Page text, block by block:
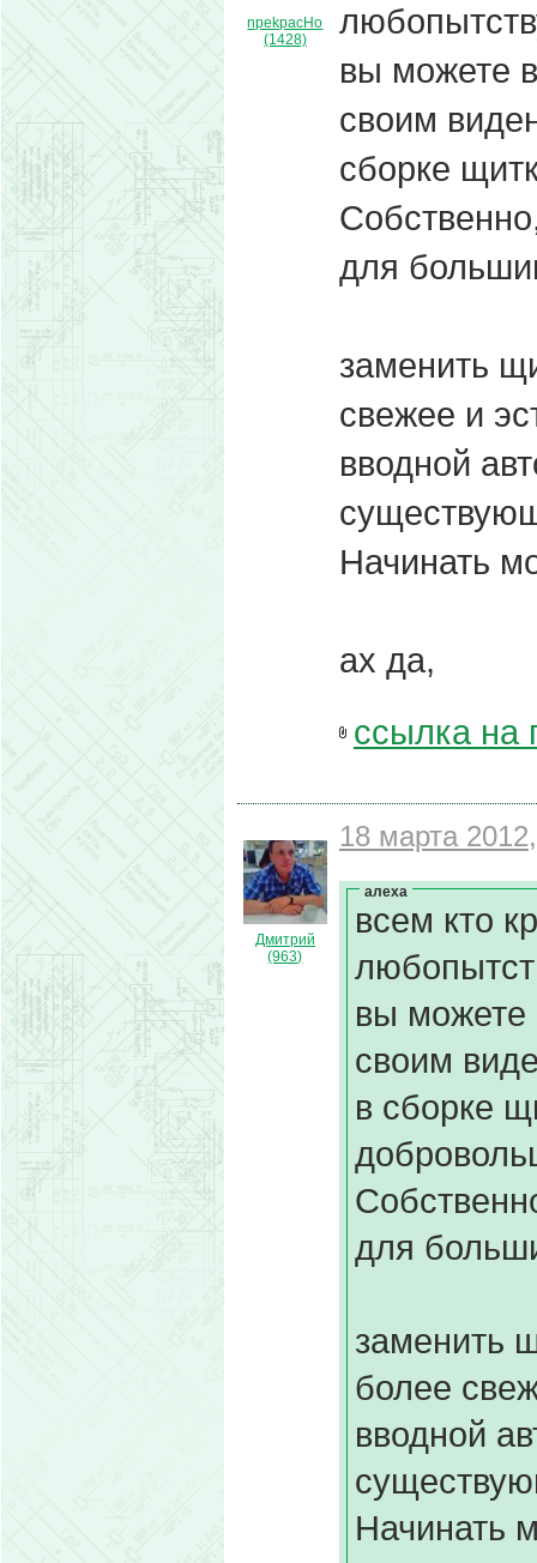
npekpacHo
(1428)
вы можете
своим
сборке
для
заменить
свежее и
вводной
Начинать
ах да,
ссылка на
Дмитрий
(963)
18 марта
алеха
всем кто
вы можете
своим
в сборке
для
заменить
более
вводной
Начинать